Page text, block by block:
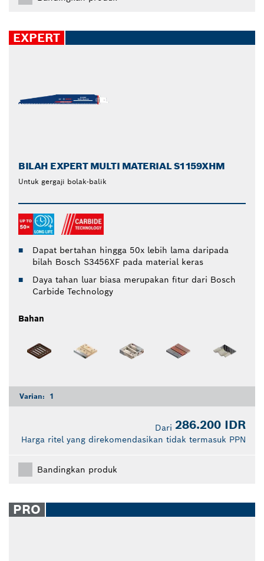
EXPERT
BILAH EXPERT MULTI MATERIAL S1159XHM
Untuk gergaji bolak-balik
Dapat bertahan hingga 50x lebih lama daripada
bilah Bosch S3456XF pada material keras
Daya tahan luar biasa merupakan fitur dari Bosch
Carbide Technology
Bahan
Varian: 1
Dari 286.200 IDR
Harga ritel yang direkomendasikan tidak termasuk PPN
Bandingkan produk
PRO